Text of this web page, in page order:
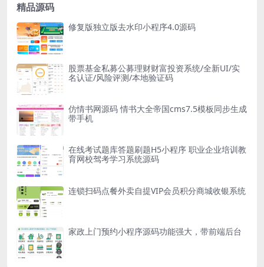
精品源码
修复版独立版去水印小程序4.0源码
股票基金私募公募理财财富投资系统/全新UI/实
名认证/风险评测/本地验证码
仿情书网源码 情书大全帝国cms7.5模板同步生成
带手机
在线考试题库答题刷题H5小程序 职业企业培训教
育网校驾考学习系统源码
连锁扫码点餐外卖自提VIP会员积分商城收银系统
家政上门预约小程序源码功能强大，带前端后台